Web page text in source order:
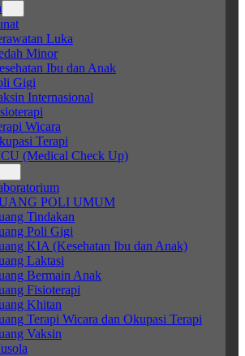
Luka
Minor
Ibu dan Anak
Gigi
Internasional
Wicara
Terapi
(Medical Check Up)
POLI UMUM
Tindakan
Poli Gigi
KIA (Kesehatan Ibu dan Anak)
Laktasi
Bermain Anak
Fisioterapi
Khitan
Terapi Wicara dan Okupasi Terapi
Vaksin